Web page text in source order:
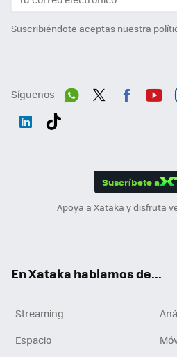
Suscribiéndote aceptas nuestra
Síguenos
Suscríbete a
Apoya a Xataka y disfruta
En Xataka hablamos de...
Streaming
Espacio